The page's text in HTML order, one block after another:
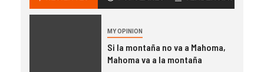
MY OPINION
Si la montaña no va a Mahoma,
Mahoma va a la montaña